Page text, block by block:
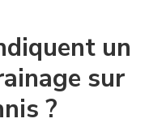
un
sur
?